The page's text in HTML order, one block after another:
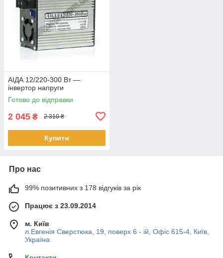
АІДА 12/220-300 Вт —
інвертор напруги
Готово до відправки
2 045 ₴ 2 310 ₴
Купити
Про нас
99% позитивних з 178 відгуків за рік
Працює з 23.09.2014
м. Київ
л.Евгенія Сверстюка, 19, поверх 6 - ій, Офіс 615-4, Київ,
Україна